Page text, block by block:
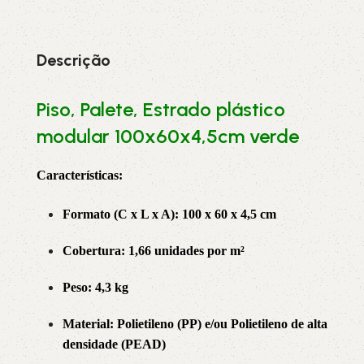
Descrição
Piso, Palete, Estrado plástico
modular 100x60x4,5cm verde
Características:
Formato (C x L x A): 100 x 60 x 4,5 cm
Cobertura: 1,66 unidades por m²
Peso: 4,3 kg
Material: Polietileno (PP) e/ou Polietileno de alta
densidade (PEAD)